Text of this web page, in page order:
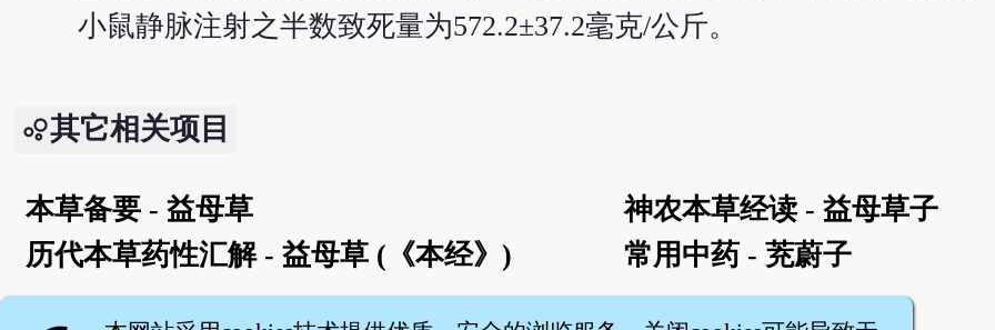
小鼠静脉注射之半数致死量为572.2±37.2毫克/公斤。
其它相关项目
本草备要 - 益母草
神农本草经读 - 益母草子
历代本草药性汇解 - 益母草 (《本经》)
常用中药 - 茺蔚子